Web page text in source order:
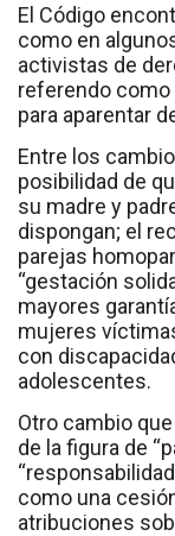
El Código
como en
activistas de
referendo como
para aparentar
Entre los
posibilidad de
su madre y
dispongan; el
parejas
“gestación
mayores
mujeres
con
adolescentes.
Otro cambio
de la figura de
como una
atribuciones